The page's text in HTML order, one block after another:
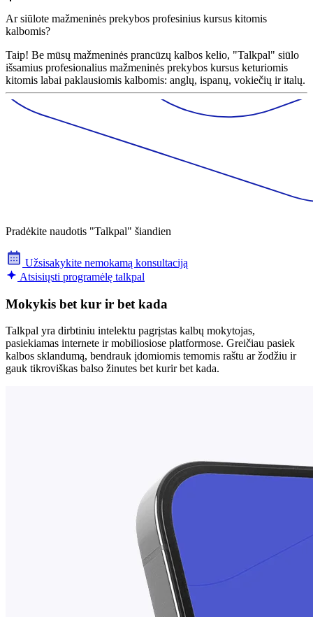
Ar siūlote mažmeninės prekybos profesinius kursus kitomis
kalbomis?
Taip! Be mūsų mažmeninės prancūzų kalbos kelio, "Talkpal" siūlo
išsamius profesionalius mažmeninės prekybos kursus keturiomis
kitomis labai paklausiomis kalbomis: anglų, ispanų, vokiečių ir italų.
Pradėkite naudotis "Talkpal" šiandien
Užsisakykite nemokamą konsultaciją
Atsisiųsti programėlę talkpal
Mokykis bet kur ir bet kada
Talkpal yra dirbtiniu intelektu pagrįstas kalbų mokytojas,
pasiekiamas internete ir mobiliosiose platformose. Greičiau pasiek
kalbos sklandumą, bendrauk įdomiomis temomis raštu ar žodžiu ir
gauk tikroviškas balso žinutes bet kurir bet kada.